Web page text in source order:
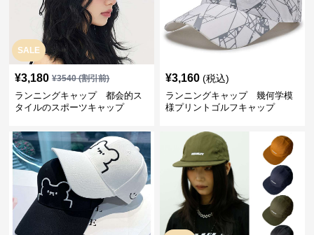
SALE
¥3,180 ¥3540(割引前)
ランニングキャップ 都会的ス
タイルのスポーツキャップ
¥3,160 (税込)
ランニングキャップ 幾何学模
様プリントゴルフキャップ